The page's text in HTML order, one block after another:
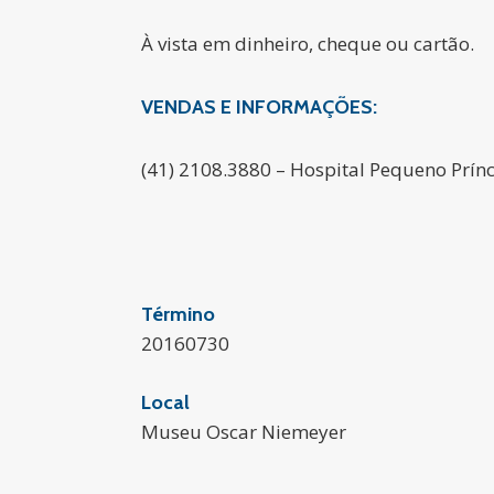
À vista em dinheiro, cheque ou cartão.
VENDAS E INFORMAÇÕES:
(41) 2108.3880 – Hospital Pequeno
Término
20160730
Local
Museu Oscar Niemeyer